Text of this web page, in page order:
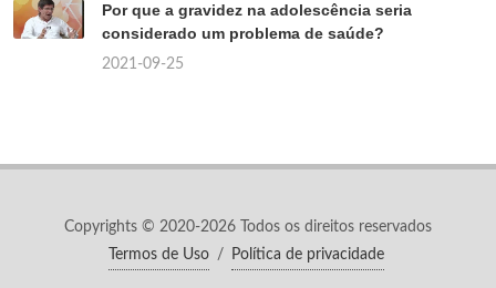
Por que a gravidez na adolescência seria
considerado um problema de saúde?
2021-09-25
Copyrights © 2020-2026 Todos os direitos reservados
Termos de Uso / Política de privacidade